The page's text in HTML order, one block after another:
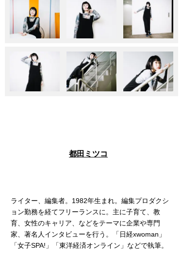
都田ミツコ
ライター、編集者。1982年生まれ。編集プロダクシ
ョン勤務を経てフリーランスに。主に子育て、教
育、女性のキャリア、などをテーマに企業や専門
家、著名人インタビューを行う。「日経xwoman」
「女子SPA!」「東洋経済オンライン」などで執筆。